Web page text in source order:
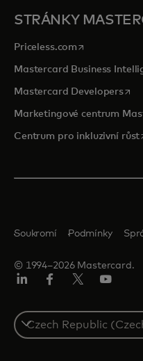
STRÁNKY
Priceless.com opens in a
Mastercard Business
Mastercard Developers
Marketingové centrum
Centrum pro inkluzivní růst
© 1994–2026 Mastercard.
Soukromí Podmínky
Select
a
country